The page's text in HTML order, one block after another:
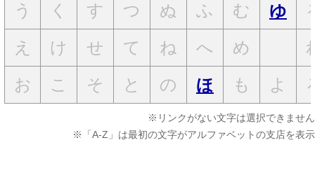
う
く す つ ぬ ふ む ゆ
え
け せ て ね へ め
お
こ そ と の ほ も よ
※リンクがない文字は選択できません
※「A-Z」は最初の文字がアルファベットの支店を表示